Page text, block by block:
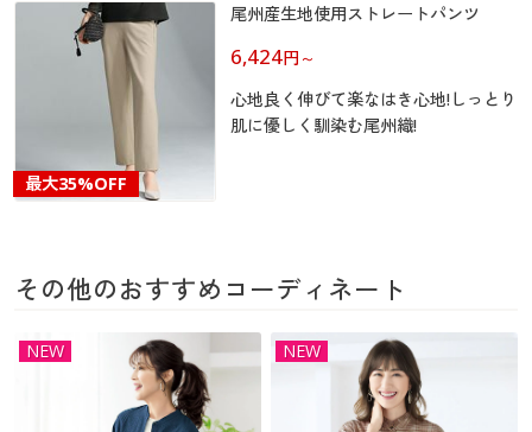
マイページ
お気に入り
ご利用ガイド
よくある質問とお問い合わせ
閲覧履歴
お気に入り
ご利用ガイド
よくある質問とお問い合わせ
尾州産生地使用ストレートパンツ
最大35%OFF
6,424円 ～
心地良く伸びて楽なはき心地!しっとり
肌に優しく馴染む尾州織!
その他のおすすめコーディネート
NEW NEW